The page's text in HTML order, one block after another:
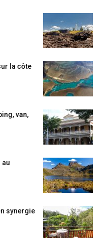
la côte
van,
au
synergie